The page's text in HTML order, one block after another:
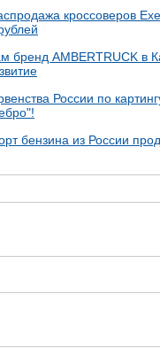
кроссоверов
бренд AMBERTRUCK в
России по
бензина из России